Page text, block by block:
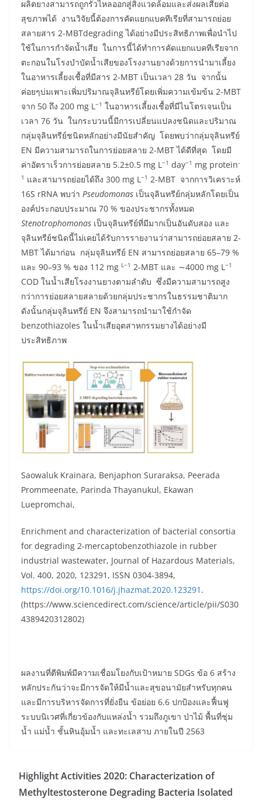
ผลิตยางสามารถถูกรั่วไหลออกสู่สิ่งแวดล้อมและส่งผลเสียต่อ
สุขภาพได้ งานวิจัยนี้ต้องการคัดแยกแบคทีเรียที่สามารถย่อย
สลายสาร 2-MBTdegrading ได้อย่างมีประสิทธิภาพเพื่อนำไป
ใช้ในการกำจัดน้ำเสีย ในการนี้ได้ทำการคัดแยกแบคทีเรียจาก
ตะกอนในโรงบำบัดน้ำเสียของโรงงานยางด้วยการนำมาเลี้ยง
ในอาหารเลี้ยงเชื้อที่มีสาร 2-MBT เป็นเวลา 28 วัน จากนั้น
ค่อยๆบ่มเพาะเพิ่มปริมาณจุลินทรีย์โดยเพิ่มความเข้มข้น 2-MBT
จาก 50 ถึง 200 mg L−1 ในอาหารเลี้ยงเชื้อที่มีไนโตรเจนเป็น
เวลา 76 วัน ในกระบวนนี้มีการเปลี่ยนแปลงชนิดและปริมาณ
กลุ่มจุลินทรีย์ชนิดหลักอย่างมีนัยสำคัญ โดยพบว่ากลุ่มจุลินทรีย์
EN มีความสามารถในการย่อยสลาย 2-MBT ได้ดีที่สุด โดยมี
ค่าอัตราเร็วการย่อยสลาย 5.2±0.5 mg L−1 day−1 mg protein-
1 และสามารถย่อยได้ถึง 300 mg L−1 2-MBT จากการวิเคราะห์
16S rRNA พบว่า Pseudomonas เป็นจุลินทรีย์กลุ่มหลักโดยเป็น
องค์ประกอบประมาณ 70 % ของประชากรทั้งหมด
Stenotrophomonas เป็นจุลินทรีย์ที่มีมากเป็นอันดับสอง และ
จุลินทรีย์ชนิดนี้ไม่เคยได้รับการรายงานว่าสามารถย่อยสลาย 2-
MBT ได้มาก่อน กลุ่มจุลินทรีย์ EN สามารถย่อยสลาย 65–79 %
และ 90–93 % ของ 112 mg L−1 2-MBT และ ∼4000 mg L−1
COD ในน้ำเสียโรงงานยางตามลำดับ ซึ่งมีความสามารถสูง
กว่าการย่อยสลายสลายด้วยกลุ่มประชากรในธรรมชาติมาก
ดังนั้นกลุ่มจุลินทรีย์ EN จึงสามารถนำมาใช้กำจัด
benzothiazoles ในน้ำเสียอุตสาหกรรมยางได้อย่างมี
ประสิทธิภาพ
Saowaluk Krainara, Benjaphon Suraraksa, Peerada
Prommeenate, Parinda Thayanukul, Ekawan
Luepromchai,
Enrichment and characterization of bacterial consortia
for degrading 2-mercaptobenzothiazole in rubber
industrial wastewater, Journal of Hazardous Materials,
Vol. 400, 2020, 123291, ISSN 0304-3894,
https://doi.org/10.1016/j.jhazmat.2020.123291 .
(https://www.sciencedirect.com/science/article/pii/S030
4389420312802)
ผลงานที่ตีพิมพ์มีความเชื่อมโยงกับเป้าหมาย SDGs ข้อ 6 สร้าง
หลักประกันว่าจะมีการจัดให้มีน้ำและสุขอนามัยสำหรับทุกคน
และมีการบริหารจัดการที่ยั่งยืน ข้อย่อย 6.6 ปกป้องและฟื้นฟู
ระบบนิเวศที่เกี่ยวข้องกับแหล่งน้ำ รวมถึงภูเขา ป่าไม้ พื้นที่ชุ่ม
น้ำ แม่น้ำ ชั้นหินอุ้มน้ำ และทะเลสาบ ภายในปี 2563
Highlight Activities 2020: Characterization of
Methyltestosterone Degrading Bacteria Isolated